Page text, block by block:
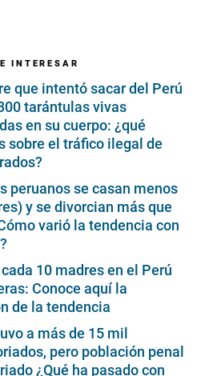
INTERESAR
que intentó sacar del Perú
tarántulas vivas
en su cuerpo: ¿qué
sobre el tráfico ilegal de
peruanos se casan menos
y se divorcian más que
varió la tendencia con
10 madres en el Perú
Conoce aquí la
de la tendencia
a más de 15 mil
pero población penal
¿Qué ha pasado con